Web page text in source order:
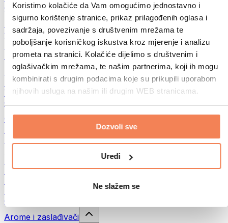
Koristimo kolačiće da Vam omogućimo jednostavno i
sigurno korištenje stranice, prikaz prilagođenih oglasa i
sadržaja, povezivanje s društvenim mrežama te
poboljšanje korisničkog iskustva kroz mjerenje i analizu
prometa na stranici. Kolačiće dijelimo s društvenim i
oglašivačkim mrežama, te našim partnerima, koji ih mogu
kombinirati s drugim podacima koje su prikupili uporabom
njihovih usluga na našim ili drugim WEB stranicama.
Dozvoli sve
Uredi
Ne slažem se
Ostala fitnes jela
Puteri od orašastih plodova
100% namazi od orašastih plodova
Slatki namazi od orašastih plodova
Proteinski namazi od orašastih plodova
Superhrana
Zelena superhrana
Vlakna
Ostala superhrana
Grickalice
Suvo meso
Proteinski čips
Ostale grickalice
Arome i zaslađivači